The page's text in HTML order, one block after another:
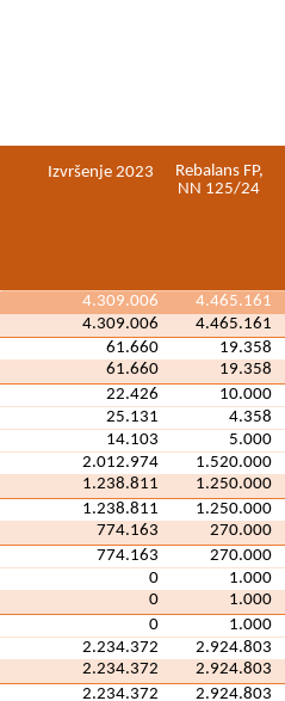
Izvršenje 2023
Rebalans FP,
NN 125/24
4.309.006 4.465.161
4.309.006 4.465.161
61.660 19.358
61.660 19.358
22.426 10.000
25.131 4.358
14.103 5.000
2.012.974 1.520.000
1.238.811 1.250.000
1.238.811 1.250.000
774.163 270.000
774.163 270.000
0 1.000
0 1.000
0 1.000
2.234.372 2.924.803
2.234.372 2.924.803
2.234.372 2.924.803